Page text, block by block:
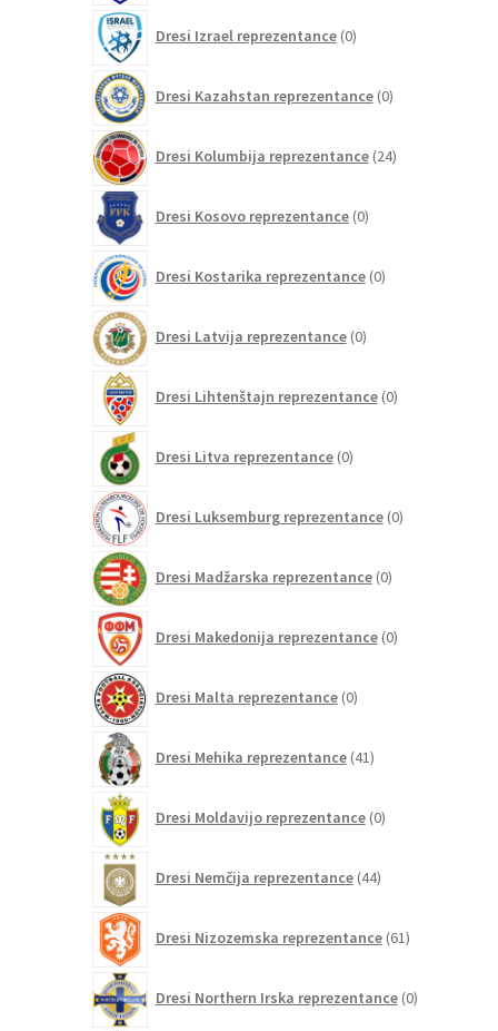
Dresi Izrael reprezentance 0izdelkov
Dresi Kazahstan reprezentance 0izdelkov
Dresi Kolumbija reprezentance 24izdelkov
Dresi Kosovo reprezentance 0izdelkov
Dresi Kostarika reprezentance 0izdelkov
Dresi Latvija reprezentance 0izdelkov
Dresi Lihtenštajn reprezentance 0izdelkov
Dresi Litva reprezentance 0izdelkov
Dresi Luksemburg reprezentance 0izdelkov
Dresi Madžarska reprezentance 0izdelkov
Dresi Makedonija reprezentance 0izdelkov
Dresi Malta reprezentance 0izdelkov
Dresi Mehika reprezentance 41izdelkov
Dresi Moldavijo reprezentance 0izdelkov
Dresi Nemčija reprezentance 44izdelkov
Dresi Nizozemska reprezentance 61izdelkov
Dresi Northern Irska reprezentance 0izdelkov